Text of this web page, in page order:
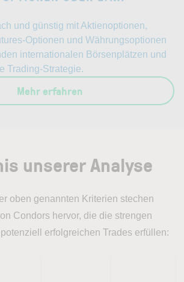
und günstig mit Aktienoptionen,
Optionen und Währungsoptionen
internationalen Börsenplätzen und
Trading-Strategie.
Mehr erfahren
unserer Analyse
oben genannten Kriterien stechen
Condors hervor, die die strengen
erfolgreichen Trades erfüllen: